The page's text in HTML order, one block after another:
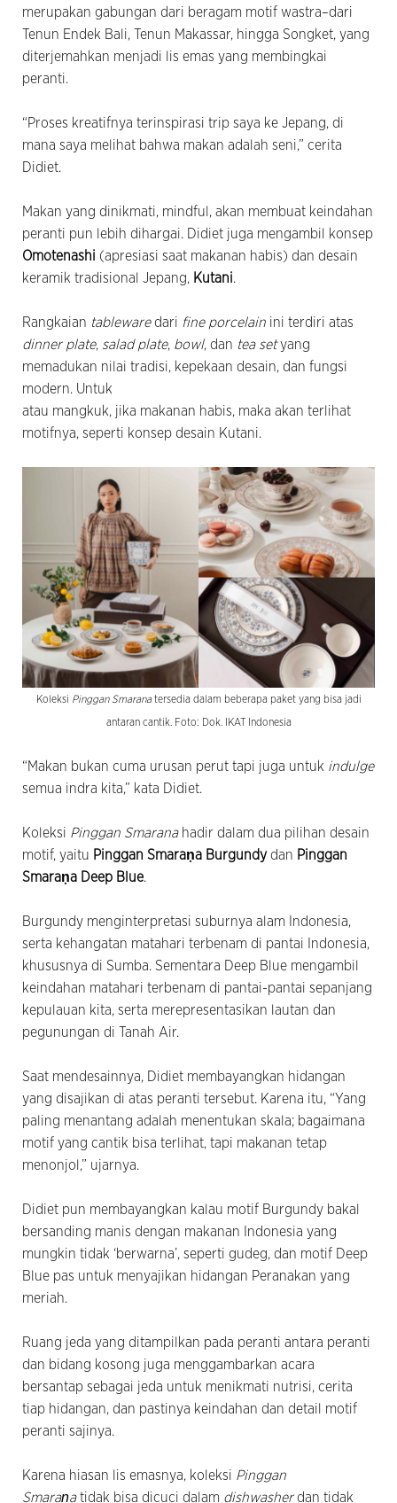
merupakan gabungan dari beragam motif wastra–dari
Tenun Endek Bali, Tenun Makassar, hingga Songket, yang
diterjemahkan menjadi lis emas yang membingkai
peranti.
“Proses kreatifnya terinspirasi trip saya ke Jepang, di
mana saya melihat bahwa makan adalah seni,” cerita
Didiet.
Makan yang dinikmati, mindful, akan membuat keindahan
peranti pun lebih dihargai. Didiet juga mengambil konsep
Omotenashi (apresiasi saat makanan habis) dan desain
keramik tradisional Jepang, Kutani.
Rangkaian tablewaredari fine porcelain ini terdiri atas
dinner plate, salad plate, bowl, dan tea setyang
memadukan nilai tradisi, kepekaan desain, dan fungsi
modern. Untuk
atau mangkuk, jika makanan habis, maka akan terlihat
motifnya, seperti konsep desain Kutani.
Koleksi Pinggan Smaranatersedia dalam beberapa paket yang bisa jadi
antaran cantik. Foto: Dok. IKAT Indonesia
“Makan bukan cuma urusan perut tapi juga untuk indulge
semua indra kita,” kata Didiet.
Koleksi Pinggan Smaranahadir dalam dua pilihan desain
motif, yaitu Pinggan Smaraṇa Burgundydan Pinggan
Smaraṇa Deep Blue.
Burgundy menginterpretasi suburnya alam Indonesia,
serta kehangatan matahari terbenam di pantai Indonesia,
khususnya di Sumba. Sementara Deep Blue mengambil
keindahan matahari terbenam di pantai-pantai sepanjang
kepulauan kita, serta merepresentasikan lautan dan
pegunungan di Tanah Air.
Saat mendesainnya, Didiet membayangkan hidangan
yang disajikan di atas peranti tersebut. Karena itu, “Yang
paling menantang adalah menentukan skala; bagaimana
motif yang cantik bisa terlihat, tapi makanan tetap
menonjol,” ujarnya.
Didiet pun membayangkan kalau motif Burgundy bakal
bersanding manis dengan makanan Indonesia yang
mungkin tidak ‘berwarna’, seperti gudeg, dan motif Deep
Blue pas untuk menyajikan hidangan Peranakan yang
meriah.
Ruang jeda yang ditampilkan pada peranti antara peranti
dan bidang kosong juga menggambarkan acara
bersantap sebagai jeda untuk menikmati nutrisi, cerita
tiap hidangan, dan pastinya keindahan dan detail motif
peranti sajinya.
Karena hiasan lis emasnya, koleksi Pinggan
Smaraṇatidak bisa dicuci dalam dishwasherdan tidak